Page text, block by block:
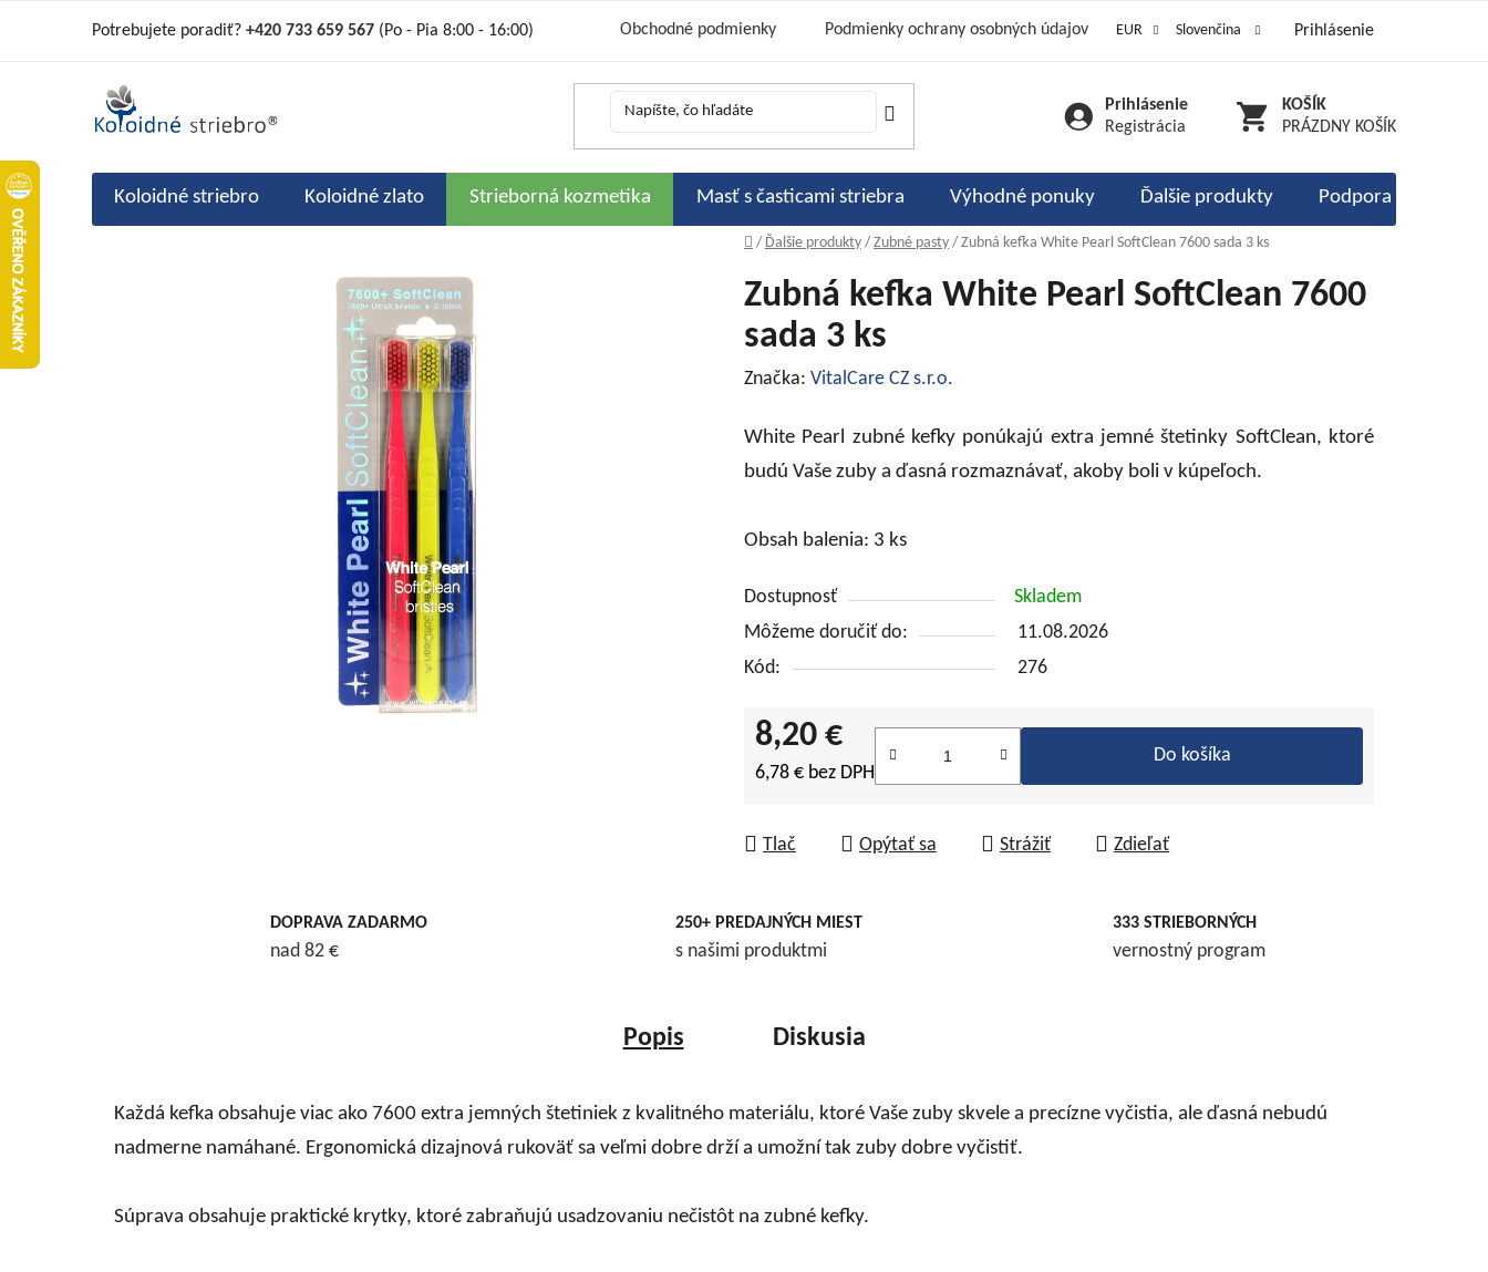
Potrebujete poradiť? +420 733 659 567 (Po - Pia 8:00 - 16:00) Obchodné podmienky
Podmienky ochrany osobných údajov
Zľavové kódy a poukážky
Hodnotenie obchodu
EUR Slovenčina Prihlásenie
Prihlásenie
Registrácia
NÁKUPNÝPRÁZDNY KOŠÍK
Koloidné striebro Koloidné zlato Strieborná kozmetika Masť s časticami striebra Výhodné ponuky Ďalšie produkty Podpora imunity
Domov
/ Ďalšie produkty / Zubné pasty / Zubná kefka White Pearl SoftClean 7600 sada 3 ks
Zubná kefka White Pearl SoftClean 7600
sada 3 ks
Značka: VitalCare CZ s.r.o.
White Pearl zubné kefky ponúkajú extra jemné štetinky SoftClean, ktoré
budú Vaše zuby a ďasná rozmaznávať, akoby boli v kúpeľoch.
Obsah balenia: 3 ks
Dostupnosť
Skladem
Môžeme doručiť do:
11.08.2026
Kód:
276
8,20 €
6,78 € bez DPH
Do košíka
Tlač Opýtať sa Strážiť Zdieľať
DOPRAVA ZADARMO
nad 82 €
250+ PREDAJNÝCH MIEST
s našimi produktmi
333 STRIEBORNÝCH
vernostný program
Popis Diskusia
Každá kefka obsahuje viac ako 7600 extra jemných štetiniek z kvalitného materiálu, ktoré Vaše zuby skvele a precízne vyčistia, ale ďasná nebudú
nadmerne namáhané. Ergonomická dizajnová rukoväť sa veľmi dobre drží a umožní tak zuby dobre vyčistiť.
Súprava obsahuje praktické krytky, ktoré zabraňujú usadzovaniu nečistôt na zubné kefky.